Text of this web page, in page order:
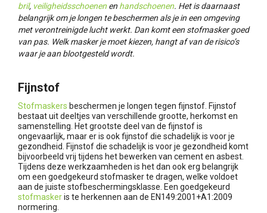
bril, veiligheidsschoenen en handschoenen. Het is daarnaast
belangrijk om je longen te beschermen als je in een omgeving
met verontreinigde lucht werkt. Dan komt een stofmasker goed
van pas. Welk masker je moet kiezen, hangt af van de risico’s
waar je aan blootgesteld wordt.
Fijnstof
Stofmaskers beschermen je longen tegen fijnstof. Fijnstof
bestaat uit deeltjes van verschillende grootte, herkomst en
samenstelling. Het grootste deel van de fijnstof is
ongevaarlijk, maar er is ook fijnstof die schadelijk is voor je
gezondheid. Fijnstof die schadelijk is voor je gezondheid komt
bijvoorbeeld vrij tijdens het bewerken van cement en asbest.
Tijdens deze werkzaamheden is het dan ook erg belangrijk
om een goedgekeurd stofmasker te dragen, welke voldoet
aan de juiste stofbeschermingsklasse. Een goedgekeurd
stofmaskeris te herkennen aan de EN149:2001+A1:2009
normering.